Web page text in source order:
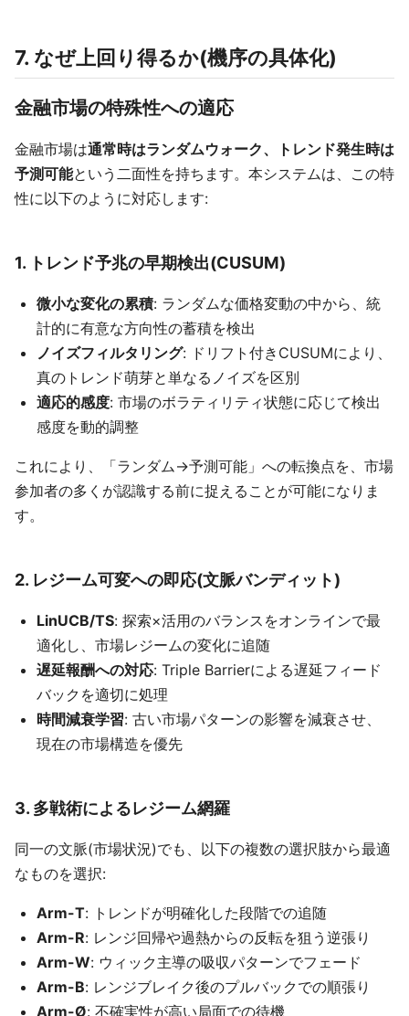
7. なぜ上回り得るか(機序の具体化)
金融市場の特殊性への適応
金融市場は通常時はランダムウォーク、トレンド発生時は
予測可能という二面性を持ちます。本システムは、この特
性に以下のように対応します:
1. トレンド予兆の早期検出(CUSUM)
微小な変化の累積: ランダムな価格変動の中から、統
計的に有意な方向性の蓄積を検出
ノイズフィルタリング: ドリフト付きCUSUMにより、
真のトレンド萌芽と単なるノイズを区別
適応的感度: 市場のボラティリティ状態に応じて検出
感度を動的調整
これにより、「ランダム→予測可能」への転換点を、市場
参加者の多くが認識する前に捉えることが可能になりま
す。
2. レジーム可変への即応(文脈バンディット)
LinUCB/TS: 探索×活用のバランスをオンラインで最
適化し、市場レジームの変化に追随
遅延報酬への対応: Triple Barrierによる遅延フィード
バックを適切に処理
時間減衰学習: 古い市場パターンの影響を減衰させ、
現在の市場構造を優先
3. 多戦術によるレジーム網羅
同一の文脈(市場状況)でも、以下の複数の選択肢から最適
なものを選択:
Arm-T: トレンドが明確化した段階での追随
Arm-R: レンジ回帰や過熱からの反転を狙う逆張り
Arm-W: ウィック主導の吸収パターンでフェード
Arm-B: レンジブレイク後のプルバックでの順張り
Arm-Ø: 不確実性が高い局面での待機